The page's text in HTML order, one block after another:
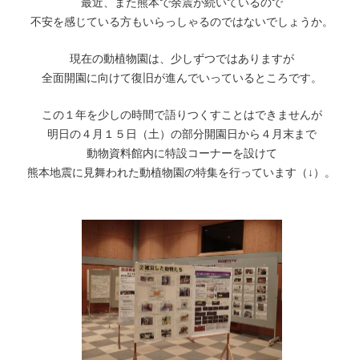
不安を感じている方もいらっしゃるのではないでしょうか。
現在の動植物園は、少しずつではありますが
全面開園に向けて復旧が進んでいっているところです。
この１年を少しの時間で語りつくすことはできませんが
明日の４月１５日（土）の部分開園日から４月末まで
動物資料館内に特設コーナーを設けて
熊本地震に見舞われた動植物園の特集を行っています（↓）。